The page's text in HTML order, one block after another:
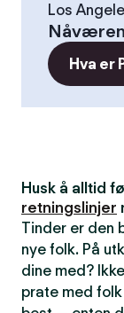
Los
Hva er
Husk å alltid
retningslinjer
Tinder er den
nye folk. På
dine med?
prate med